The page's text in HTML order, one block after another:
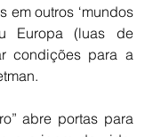
em outros ‘mundos
Europa (luas de
condições para a
abre portas para